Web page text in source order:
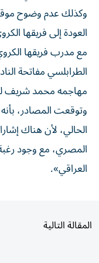
وكذلك عدم وضوح
العودة إلى فريقها
مع مدرب فريقها
الطرابلسي مفاتحة
مهاجمه محمد شريف
وتوقعت المصادر،
الحالي، لأن هناك
المصري، مع وجود
العراقي».
المقالة التالية